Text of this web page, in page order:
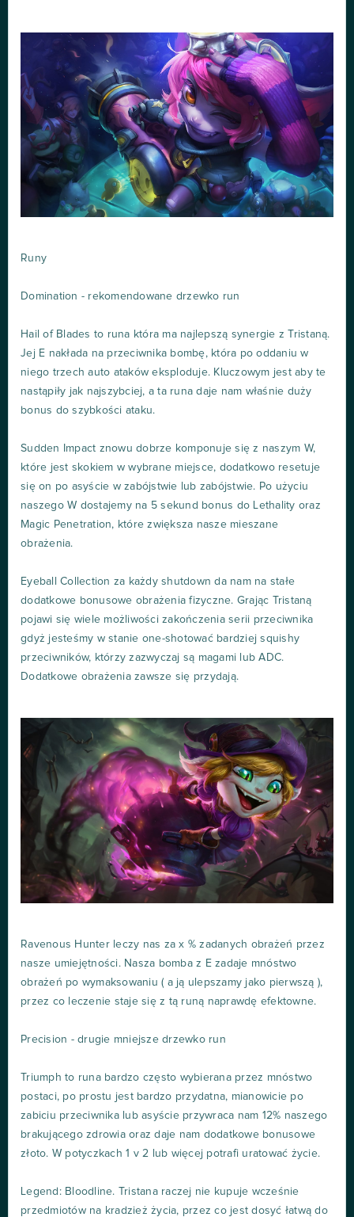
Runy
Domination - rekomendowane drzewko run
Hail of Blades to runa która ma najlepszą synergie z Tristaną.
Jej E nakłada na przeciwnika bombę, która po oddaniu w
niego trzech auto ataków eksploduje. Kluczowym jest aby te
nastąpiły jak najszybciej, a ta runa daje nam właśnie duży
bonus do szybkości ataku.
Sudden Impact znowu dobrze komponuje się z naszym W,
które jest skokiem w wybrane miejsce, dodatkowo resetuje
się on po asyście w zabójstwie lub zabójstwie. Po użyciu
naszego W dostajemy na 5 sekund bonus do Lethality oraz
Magic Penetration, które zwiększa nasze mieszane
obrażenia.
Eyeball Collection za każdy shutdown da nam na stałe
dodatkowe bonusowe obrażenia fizyczne. Grając Tristaną
pojawi się wiele możliwości zakończenia serii przeciwnika
gdyż jesteśmy w stanie one-shotować bardziej squishy
przeciwników, którzy zazwyczaj są magami lub ADC.
Dodatkowe obrażenia zawsze się przydają.
Ravenous Hunter leczy nas za x % zadanych obrażeń przez
nasze umiejętności. Nasza bomba z E zadaje mnóstwo
obrażeń po wymaksowaniu ( a ją ulepszamy jako pierwszą ),
przez co leczenie staje się z tą runą naprawdę efektowne.
Precision - drugie mniejsze drzewko run
Triumph to runa bardzo często wybierana przez mnóstwo
postaci, po prostu jest bardzo przydatna, mianowicie po
zabiciu przeciwnika lub asyście przywraca nam 12% naszego
brakującego zdrowia oraz daje nam dodatkowe bonusowe
złoto. W potyczkach 1 v 2 lub więcej potrafi uratować życie.
Legend: Bloodline. Tristana raczej nie kupuje wcześnie
przedmiotów na kradzież życia, przez co jest dosyć łatwą do